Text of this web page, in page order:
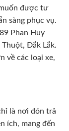
được tư
sàng phục vụ.
Phan Huy
Thuột, Đắk Lắk.
về các loại xe,
là nơi đón trả
ích, mang đến